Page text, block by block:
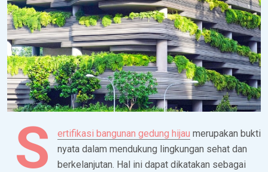
S ertifikasi bangunan gedung hijau merupakan bukti
nyata dalam mendukung lingkungan sehat dan
berkelanjutan. Hal ini dapat dikatakan sebagai